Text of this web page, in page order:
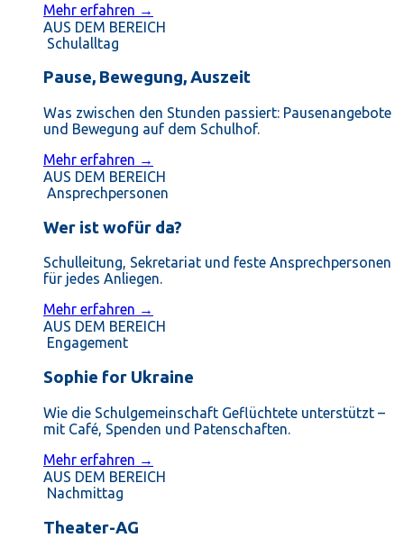
Mehr erfahren →
AUS DEM BEREICH
Schulalltag
Pause, Bewegung, Auszeit
Was zwischen den Stunden passiert: Pausenangebote
und Bewegung auf dem Schulhof.
Mehr erfahren →
AUS DEM BEREICH
Ansprechpersonen
Wer ist wofür da?
Schulleitung, Sekretariat und feste Ansprechpersonen
für jedes Anliegen.
Mehr erfahren →
AUS DEM BEREICH
Engagement
Sophie for Ukraine
Wie die Schulgemeinschaft Geflüchtete unterstützt –
mit Café, Spenden und Patenschaften.
Mehr erfahren →
AUS DEM BEREICH
Nachmittag
Theater-AG